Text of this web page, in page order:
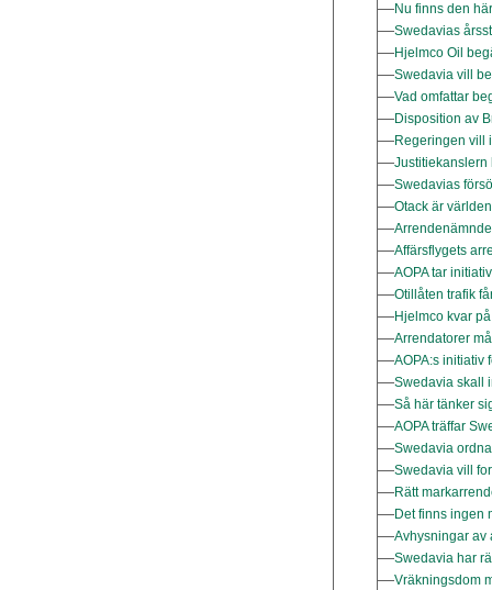
Nu finns den
Swedavias
Hjelmco Oil
Swedavia vill
Vad omfattar
Disposition av
Regeringen vill
Justitiekanslern
Swedavias
Otack är
Affärsflygets
AOPA tar
Otillåten trafik
Hjelmco kvar
Arrendatorer
AOPA:s initiativ
Swedavia skall
Så här tänker
AOPA träffar
Swedavia
Swedavia vill
Rätt
Det finns ingen
Avhysningar av
Swedavia har
Vräkningsdom